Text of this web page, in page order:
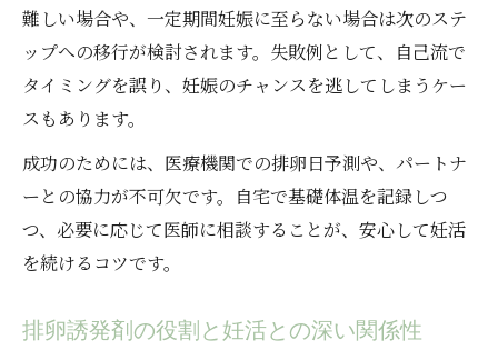
難しい場合や、一定期間妊娠に至らない場合は次のステ
ップへの移行が検討されます。失敗例として、自己流で
タイミングを誤り、妊娠のチャンスを逃してしまうケー
スもあります。
成功のためには、医療機関での排卵日予測や、パートナ
ーとの協力が不可欠です。自宅で基礎体温を記録しつ
つ、必要に応じて医師に相談することが、安心して妊活
を続けるコツです。
排卵誘発剤の役割と妊活との深い関係性